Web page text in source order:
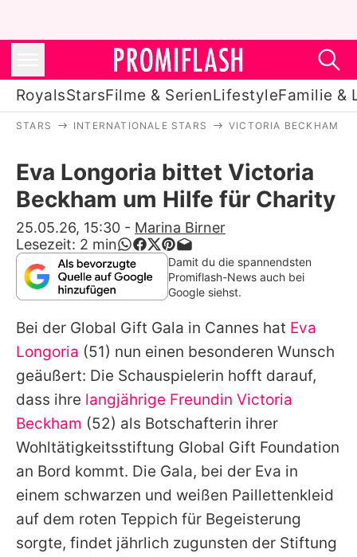
RoyalsStarsFilme & SerienLifestyleFamilie &
Stars
Filme & Serien
Lifestyle
Familie & Liebe
Alle Themen auf Promiflash
Jobs
App runterladen
Team
Redaktionelle Richtlinien
Impressum
STARS INTERNATIONALE STARS VICTORIA BECKHAM
Eva Longoria bittet Victoria
Beckham um Hilfe für Charity
25.05.26, 15:30 - Marina Birner
Lesezeit: 2 min
Damit du die spannendsten
Promiflash-News auch bei
Google siehst.
Bei der Global Gift Gala in Cannes hat Eva
Longoria (51) nun einen besonderen Wunsch
geäußert: Die Schauspielerin hofft darauf,
dass ihre langjährige Freundin Victoria
Beckham (52) als Botschafterin ihrer
Wohltätigkeitsstiftung Global Gift Foundation
an Bord kommt. Die Gala, bei der Eva in
einem schwarzen und weißen Paillettenkleid
auf dem roten Teppich für Begeisterung
sorgte, findet jährlich zugunsten der Stiftung